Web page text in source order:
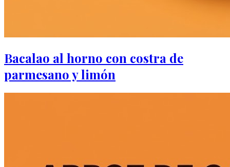
Bacalao al horno con costra de
parmesano y limón